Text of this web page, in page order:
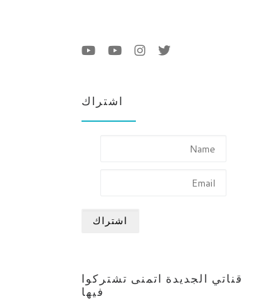
اشتراك
قناتي الجديدة اتمنى تشتركوا
فيها